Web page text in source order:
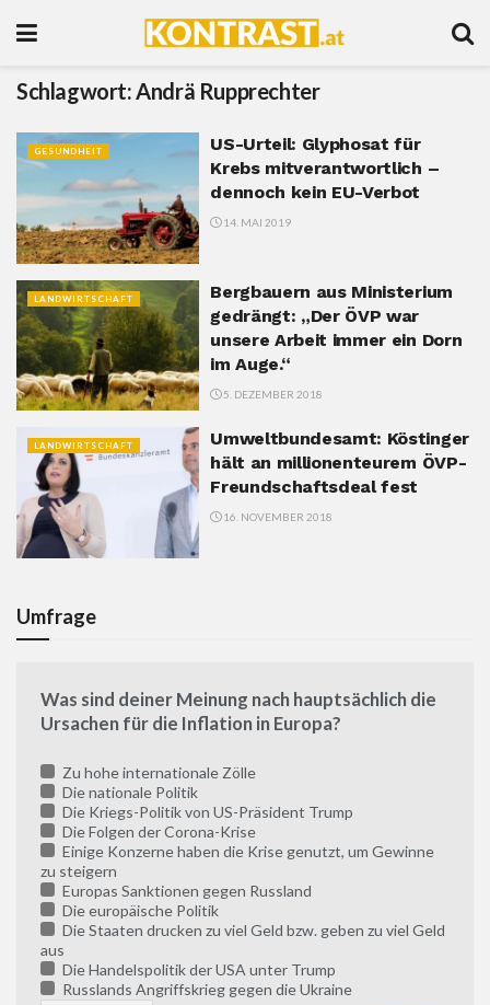
Schlagwort:Andrä Rupprechter
GESUNDHEIT
US-Urteil: Glyphosat für
Krebs mitverantwortlich –
dennoch kein EU-Verbot
14. MAI 2019
LANDWIRTSCHAFT
Bergbauern aus Ministerium
gedrängt: „Der ÖVP war
unsere Arbeit immer ein Dorn
im Auge.“
5. DEZEMBER 2018
LANDWIRTSCHAFT
Umweltbundesamt: Köstinger
hält an millionenteurem ÖVP-
Freundschaftsdeal fest
16. NOVEMBER 2018
Umfrage
Was sind deiner Meinung nach hauptsächlich die
Ursachen für die Inflation in Europa?
Zu hohe internationale Zölle
Die nationale Politik
Die Kriegs-Politik von US-Präsident Trump
Die Folgen der Corona-Krise
Einige Konzerne haben die Krise genutzt, um Gewinne
zu steigern
Europas Sanktionen gegen Russland
Die europäische Politik
Die Staaten drucken zu viel Geld bzw. geben zu viel Geld
aus
Die Handelspolitik der USA unter Trump
Russlands Angriffskrieg gegen die Ukraine